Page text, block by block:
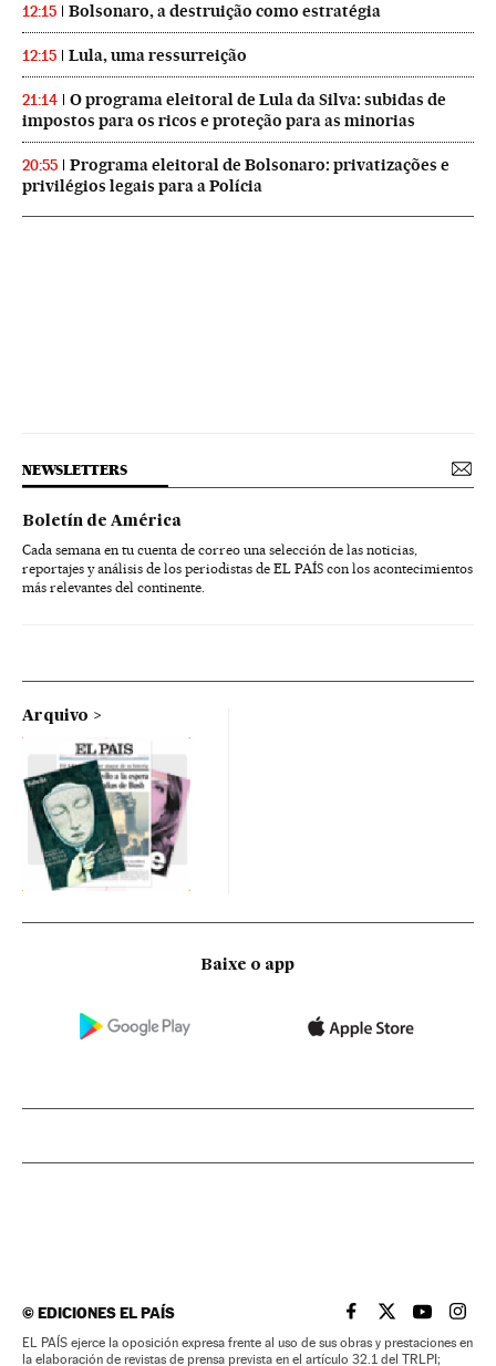
12:15 Bolsonaro, a destruição como estratégia
12:15 Lula, uma ressurreição
21:14
O programa eleitoral de Lula da Silva: subidas de
impostos para os ricos e proteção para as minorias
20:55
Programa eleitoral de Bolsonaro: privatizações e
privilégios legais para a Polícia
NEWSLETTERS
Boletín de América
Cada semana en tu cuenta de correo una selección de las noticias,
reportajes y análisis de los periodistas de EL PAÍS con los acontecimientos
más relevantes del continente.
Arquivo
Baixe o app
©EDICIONES EL PAÍS EL PAÍS BRASIL EN
EL PAÍSEL PAÍS
EL
EL PAÍS ejerce la oposición expresa frente al uso de sus obras y prestaciones en
la elaboración de revistas de prensa prevista en el artículo 32.1 del TRLPI;